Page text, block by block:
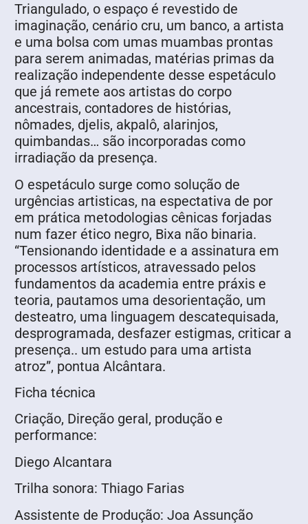
Triangulado, o espaço é revestido de
imaginação, cenário cru, um banco, a artista
e uma bolsa com umas muambas prontas
para serem animadas, matérias primas da
realização independente desse espetáculo
que já remete aos artistas do corpo
ancestrais, contadores de histórias,
nômades, djelis, akpalô, alarinjos,
quimbandas… são incorporadas como
irradiação da presença.
O espetáculo surge como solução de
urgências artisticas, na espectativa de por
em prática metodologias cênicas forjadas
num fazer ético negro, Bixa não binaria.
“Tensionando identidade e a assinatura em
processos artísticos, atravessado pelos
fundamentos da academia entre práxis e
teoria, pautamos uma desorientação, um
desteatro, uma linguagem descatequisada,
desprogramada, desfazer estigmas, criticar a
presença.. um estudo para uma artista
atroz”, pontua Alcântara.
Ficha técnica
Criação, Direção geral, produção e
performance:
Diego Alcantara
Trilha sonora: Thiago Farias
Assistente de Produção: Joa Assunção